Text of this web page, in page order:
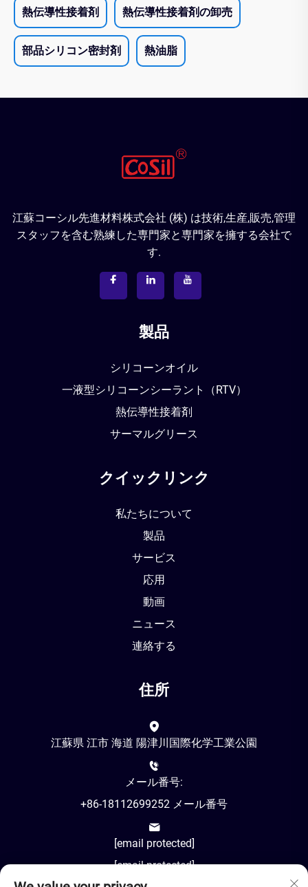
熱伝導性接着剤 熱伝導性接着剤の卸売
部品シリコン密封剤 熱油脂
江蘇コーシル先進材料株式会社 (株) は技術,生産,販売,管理
スタッフを含む熟練した専門家と専門家を擁する会社で
す.
製品
シリコーンオイル
一液型シリコーンシーラント（RTV）
熱伝導性接着剤
サーマルグリース
クイックリンク
私たちについて
製品
サービス
応用
動画
ニュース
連絡する
住所
江蘇県 江市 海道 陽津川国際化学工業公園
メール番号:
+86-18112699252 メール番号
[email protected]
[email protected]